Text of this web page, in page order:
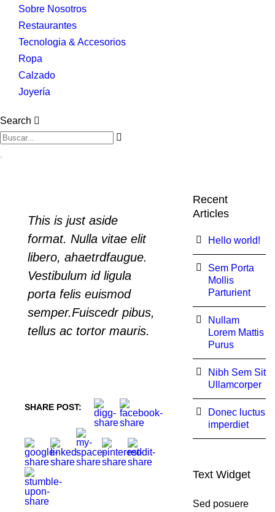
Sobre Nosotros
Restaurantes
Tecnologia & Accesorios
Ropa
Calzado
Joyería
Search
This is just aside
format. Nulla vitae elit
libero, ahaetrdfaugue.
Vestibulum id ligula
porta felis euismod
semper.Fuiscedr pibus,
tellus ac tortor mauris.
SHARE POST:
Recent
Articles
Hello world!
Sem Porta
Mollis
Parturient
Nullam
Lorem Mattis
Purus
Nibh Sem Sit
Ullamcorper
Donec luctus
imperdiet
Text Widget
Sed posuere